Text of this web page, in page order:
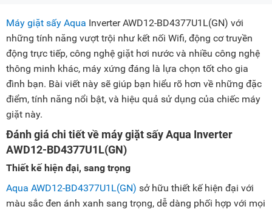
Máy giặt sấy Aqua Inverter AWD12-BD4377U1L(GN) với
những tính năng vượt trội như kết nối Wifi, động cơ truyền
động trực tiếp, công nghệ giặt hơi nước và nhiều công nghệ
thông minh khác, máy xứng đáng là lựa chọn tốt cho gia
đình bạn. Bài viết này sẽ giúp bạn hiểu rõ hơn về những đặc
điểm, tính năng nổi bật, và hiệu quả sử dụng của chiếc máy
giặt này.
Đánh giá chi tiết về máy giặt sấy Aqua Inverter
AWD12-BD4377U1L(GN)
Thiết kế hiện đại, sang trọng
Aqua AWD12-BD4377U1L(GN) sở hữu thiết kế hiện đại với
màu sắc đen ánh xanh sang trọng, dễ dàng phối hợp với mọi